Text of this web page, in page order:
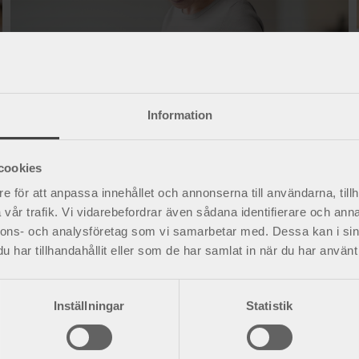
Information
för att anpassa innehållet och annonserna till användarna,
trafik. Vi vidarebefordrar även sådana identifierare och
och analysföretag som vi samarbetar med. Dessa kan i
har tillhandahållit eller som de har samlat in när du har
Inställningar Statistik
När man är gravid ökar rörligheten i kroppens leder
inför förlossningen. Detta kallas foglossning eller
bäckensmärta och medför ofta att man får ont i...